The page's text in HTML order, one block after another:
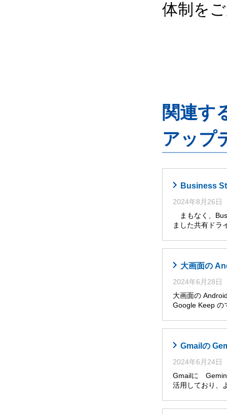
体制を
関連す
アップ
Business
2024年8月26日
まもなく、
ました共有ドラ
大画面の
2024年6月28日
大画面の
Google Keep の
Gmailの
2024年6月24日
Gmailに Gemini
活用しており、